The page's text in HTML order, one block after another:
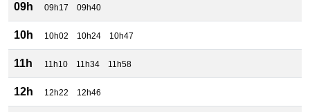
09h 09h17 09h40
10h 10h02 10h24 10h47
11h 11h10 11h34 11h58
12h 12h22 12h46